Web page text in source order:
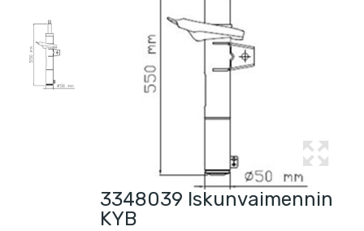
3348039 Iskunvaimennin
KYB